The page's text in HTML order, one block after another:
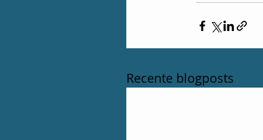
Recente blogposts